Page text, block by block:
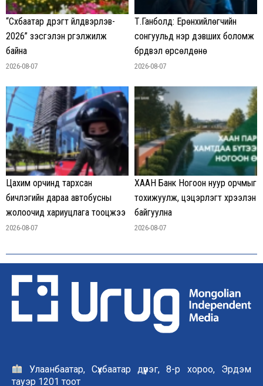
“Сүхбаатар дүүрэгт үйлдвэрлэв-
2026” үзэсгэлэн үргэлжилж
байна
2026-08-07
Т.Ганболд: Ерөнхийлөгчийн
сонгуульд нэр дэвших боломж
бүрдвэл өрсөлдөнө
2026-08-07
Цахим орчинд тархсан
бичлэгийн дараа автобусны
жолоочид хариуцлага тооцжээ
2026-08-07
ХААН Банк Ногоон нуур орчмыг
тохижуулж, цэцэрлэгт хүрээлэн
байгуулна
2026-08-07
Улаанбаатар, Сүхбаатар дүүрэг, 8-р хороо, Эрдэм
тауэр 1201 тоот